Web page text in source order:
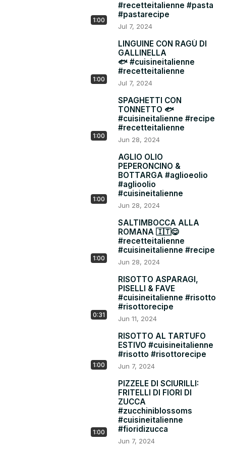
1:00
#recetteitalienne #pasta
#pastarecipe
Jul 7, 2024
1:00
LINGUINE CON RAGÙ DI
GALLINELLA
🐟 #cuisineitalienne
#recetteitalienne
Jul 7, 2024
1:00
SPAGHETTI CON
TONNETTO 🐟
#cuisineitalienne #recipe
#recetteitalienne
Jun 28, 2024
1:00
AGLIO OLIO
PEPERONCINO &
BOTTARGA #aglioeolio
#aglioolio
#cuisineitalienne
Jun 28, 2024
1:00
SALTIMBOCCA ALLA
ROMANA 🇮🇹😋
#recetteitalienne
#cuisineitalienne #recipe
Jun 28, 2024
0:31
RISOTTO ASPARAGI,
PISELLI & FAVE
#cuisineitalienne #risotto
#risottorecipe
Jun 11, 2024
1:00
RISOTTO AL TARTUFO
ESTIVO #cuisineitalienne
#risotto #risottorecipe
Jun 7, 2024
1:00
PIZZELE DI SCIURILLI:
FRITELLI DI FIORI DI
ZUCCA
#zucchiniblossoms
#cuisineitalienne
#fioridizucca
Jun 7, 2024